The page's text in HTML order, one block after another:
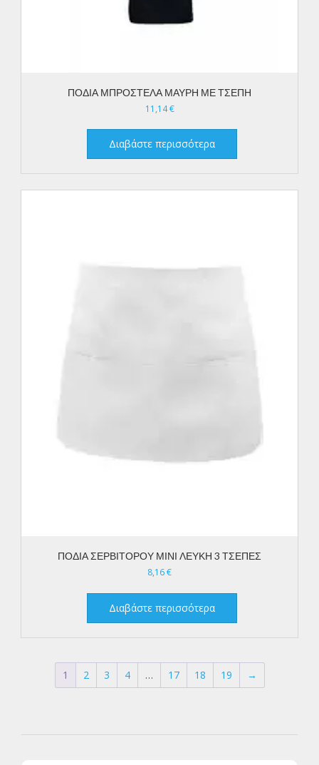
ΠΟΔΙΑ ΜΠΡΟΣΤΕΛΑ ΜΑΥΡΗ ΜΕ ΤΣΕΠΗ
11,14€
Διαβάστε περισσότερα
ΠΟΔΙΑ ΣΕΡΒΙΤΟΡΟΥ ΜΙΝΙ ΛΕΥΚΗ 3 ΤΣΕΠΕΣ
8,16€
Διαβάστε περισσότερα
1 2 3 4 … 17 18 19 →